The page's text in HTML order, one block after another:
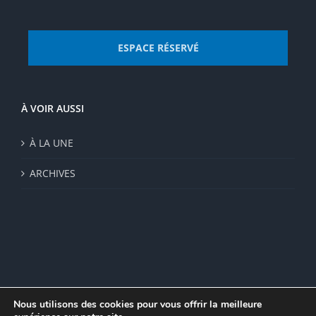
ESPACE RÉSERVÉ
À VOIR AUSSI
À LA UNE
ARCHIVES
Nous utilisons des cookies pour vous offrir la meilleure